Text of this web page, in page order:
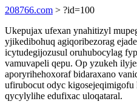
208766.com > ?id=100
Ukepujax ufexan ynahitizyl
yjikedibohuq agiqoribezorag
icytudegijozusul oruhubocylag
vamuvapeli qepu. Op yzukeh
aporyrihehoxoraf bidaraxano
ufirubocut odyc
qycylylihe edufixac uloqataral.